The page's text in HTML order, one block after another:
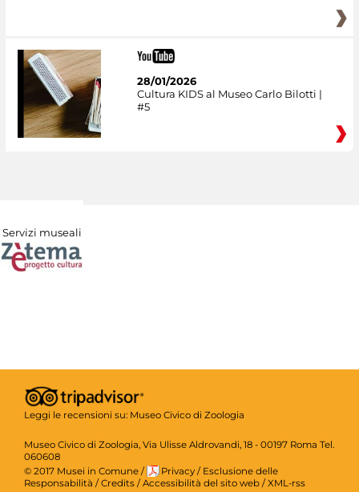
28/01/2026
Cultura KIDS al Museo Carlo Bilotti |
#5
Servizi museali
Leggi le recensioni su: Museo Civico di Zoologia
Museo Civico di Zoologia, Via Ulisse Aldrovandi, 18 - 00197 Roma Tel.
060608
© 2017 Musei in Comune / Privacy / Esclusione delle
Responsabilità / Credits / Accessibilità del sito web / XML-rss